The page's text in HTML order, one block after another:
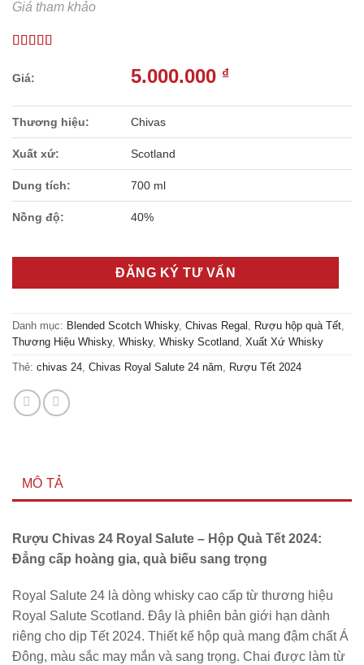
Giá tham khảo
5.000.000 ₫
Thương hiệu: Chivas
Xuất xứ: Scotland
Dung tích: 700 ml
Nồng độ: 40%
ĐĂNG KÝ TƯ VẤN
Danh mục: Blended Scotch Whisky, Chivas Regal Rượu hộp quà Tết
Thương Hiệu Whisky, Whisky, Whisky Scotland Xuất Xứ Whisky
Thẻ: chivas 24 Chivas Royal Salute 24 năm Rượu Tết 2024
MÔ TẢ
Rượu Chivas 24 Royal Salute – Hộp Quà Tết 2024:
Đẳng cấp hoàng gia, quà biếu sang trọng
Royal Salute 24 là dòng whisky cao cấp từ thương hiệu
Royal Salute Scotland. Đây là phiên bản giới hạn dành
riêng cho dịp Tết 2024. Thiết kế hộp quà mang đậm chất Á
Đông, màu sắc may mắn và sang trọng. Chai được làm từ